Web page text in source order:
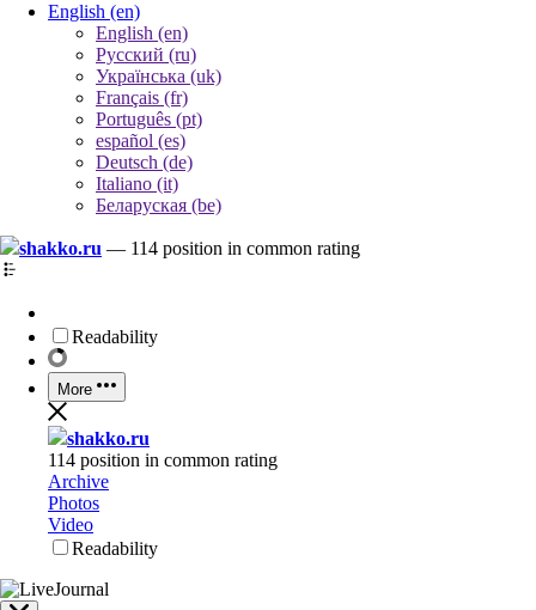
English (en)
English (en)
Русский (ru)
Українська (uk)
Français (fr)
Português (pt)
español (es)
Deutsch (de)
Italiano (it)
Беларуская (be)
shakko.ru — 114 position in common rating
Readability
More
shakko.ru
114 position in common rating
Archive
Photos
Video
Readability